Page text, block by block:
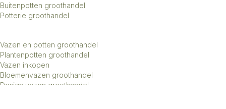
Buitenpotten groothandel
Potterie groothandel
Vazen en potten groothandel
Plantenpotten groothandel
Vazen inkopen
Bloemenvazen groothandel
Design vazen groothandel